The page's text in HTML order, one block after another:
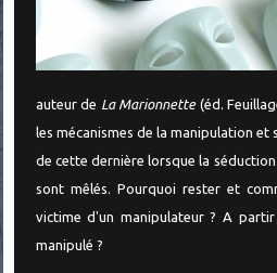
auteur de La Marionnette(éd.
les mécanismes de la manipulation
de cette dernière lorsque la
sont mêlés. Pourquoi rester et
victime d'un manipulateur ? A
manipulé ?